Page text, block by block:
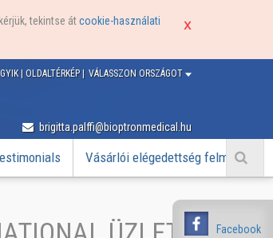
tekintse átcookie-használati
Facebook
VÁLASSZON ORSZÁGOT
GYIK | OLDALTÉRKÉP |
brigitta.palffi@bioptronmedical.hu
Vásárlói elégedettség felmérés